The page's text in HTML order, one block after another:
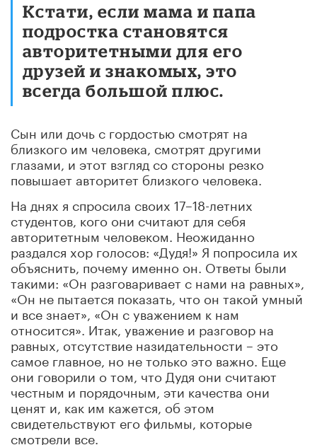
Кстати, если мама и папа
подростка становятся
авторитетными для его
друзей и знакомых, это
всегда большой плюс.
Сын или дочь с гордостью смотрят на
близкого им человека, смотрят другими
глазами, и этот взгляд со стороны резко
повышает авторитет близкого человека.
На днях я спросила своих 17–18-летних
студентов, кого они считают для себя
авторитетным человеком. Неожиданно
раздался хор голосов: «Дудя!» Я попросила их
объяснить, почему именно он. Ответы были
такими: «Он разговаривает с нами на равных»,
«Он не пытается показать, что он такой умный
и все знает», «Он с уважением к нам
относится». Итак, уважение и разговор на
равных, отсутствие назидательности – это
самое главное, но не только это важно. Еще
они говорили о том, что Дудя они считают
честным и порядочным, эти качества они
ценят и, как им кажется, об этом
свидетельствуют его фильмы, которые
смотрели все.